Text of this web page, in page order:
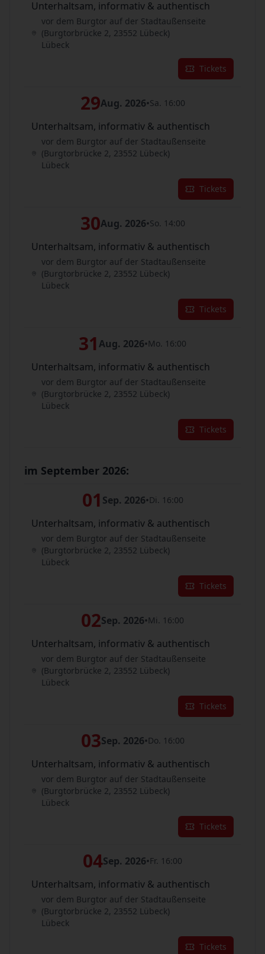
Unterhaltsam, informativ & authentisch
vor dem Burgtor auf der Stadtaußenseite
(Burgtorbrücke 2, 23552 Lübeck)
Lübeck
Tickets
29Aug. 2026•Sa. 16:00
Unterhaltsam, informativ & authentisch
vor dem Burgtor auf der Stadtaußenseite
(Burgtorbrücke 2, 23552 Lübeck)
Lübeck
Tickets
30Aug. 2026•So. 14:00
Unterhaltsam, informativ & authentisch
vor dem Burgtor auf der Stadtaußenseite
(Burgtorbrücke 2, 23552 Lübeck)
Lübeck
Tickets
31 Aug. 2026•Mo. 16:00
Unterhaltsam, informativ & authentisch
vor dem Burgtor auf der Stadtaußenseite
(Burgtorbrücke 2, 23552 Lübeck)
Lübeck
Tickets
im September 2026:
01 Sep. 2026•Di. 16:00
Unterhaltsam, informativ & authentisch
vor dem Burgtor auf der Stadtaußenseite
(Burgtorbrücke 2, 23552 Lübeck)
Lübeck
Tickets
02Sep. 2026•Mi. 16:00
Unterhaltsam, informativ & authentisch
vor dem Burgtor auf der Stadtaußenseite
(Burgtorbrücke 2, 23552 Lübeck)
Lübeck
Tickets
03Sep. 2026•Do. 16:00
Unterhaltsam, informativ & authentisch
vor dem Burgtor auf der Stadtaußenseite
(Burgtorbrücke 2, 23552 Lübeck)
Lübeck
Tickets
04Sep. 2026•Fr. 16:00
Unterhaltsam, informativ & authentisch
vor dem Burgtor auf der Stadtaußenseite
(Burgtorbrücke 2, 23552 Lübeck)
Lübeck
Tickets